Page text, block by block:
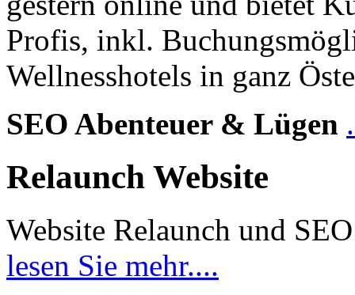
Profis, inkl.
Wellnesshotels in ganz
SEO Abenteuer & Lügen
Relaunch Website
Website Relaunch und SEO
lesen Sie mehr....